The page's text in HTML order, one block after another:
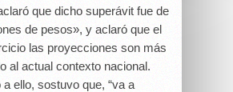
que dicho superávit fue de
de pesos», y aclaró que el
las proyecciones son más
al actual contexto nacional.
ello, sostuvo que, “va a